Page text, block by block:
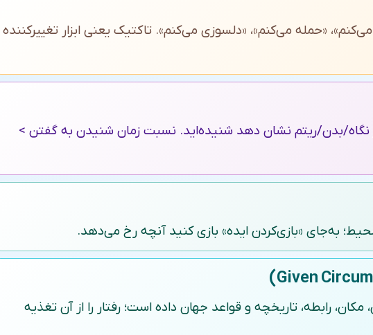
«حمله می‌کنم»، «دلسوزی می‌کنم». تاکتیک یعنی ابزار تغییرکننده
نگاه/بدن/ریتم نشان دهد شنیده‌اید. نسبت زمان شنیدن به گفتن >
به‌جای «بازی‌کردن ایده» بازی کنید آنچه رخ می‌دهد.
مکان، رابطه، تاریخچه و قواعد جهان داده است؛ رفتار را از آن تغذیه